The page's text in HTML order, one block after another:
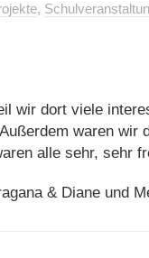
,
wir dort viele
waren wir
alle sehr, sehr
& Diane und